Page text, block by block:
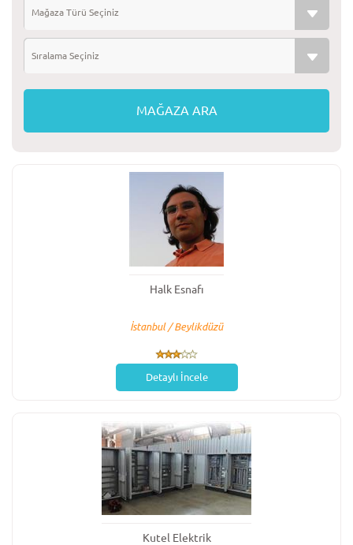
Mağaza Türü Seçiniz
Sıralama Seçiniz
Halk Esnafı
İstanbul / Beylikdüzü
Detaylı İncele
Kutel Elektrik